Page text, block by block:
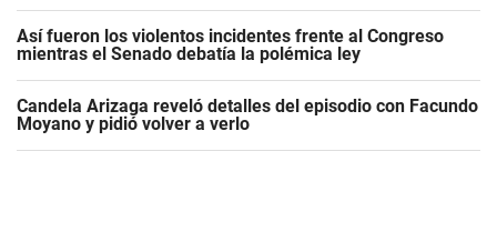
Así fueron los violentos incidentes frente al Congreso
mientras el Senado debatía la polémica ley
Candela Arizaga reveló detalles del episodio con Facundo
Moyano y pidió volver a verlo